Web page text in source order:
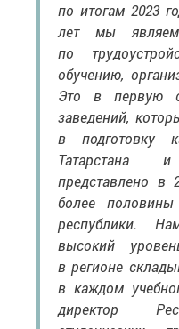
по итогам 2023
лет мы
по
обучению,
Это в первую
заведений,
в подготовку
Татарстана
представлено в
более
республики.
высокий
в регионе
в каждом
директор